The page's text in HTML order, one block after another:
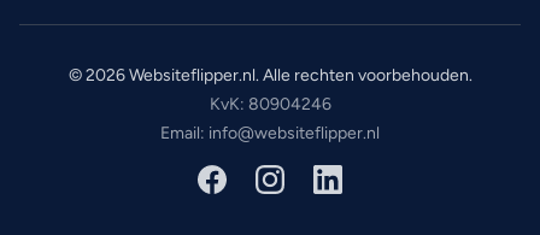
© 2026 Websiteflipper.nl. Alle rechten voorbehouden.
KvK: 80904246
Email: info@websiteflipper.nl
FacebookInstagramLinkedIn